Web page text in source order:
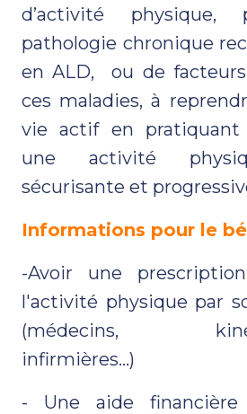
d’activité physique,
pathologie chronique
en ALD, ou de
ces maladies, à
vie actif en pratiquant
une activité
sécurisante et
Informations pour le
-Avoir une
l'activité physique par
(médecins,
infirmières...)
- Une aide